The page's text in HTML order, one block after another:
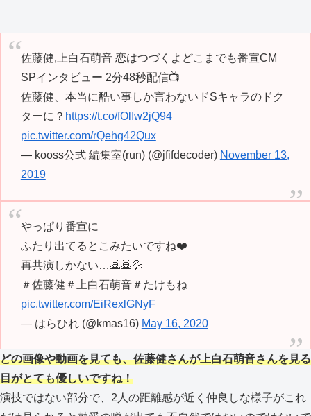
佐藤健,上白石萌音 恋はつづくよどこまでも番宣CM
SPインタビュー 2分48秒配信📺
佐藤健、本当に酷い事しか言わないドSキャラのドク
ターに？ https://t.co/fOlIw2jQ94
pic.twitter.com/rQehg42Qux
— kooss公式 編集室(run) (@jfifdecoder) November 13,
2019
やっぱり番宣に
ふたり出てるとこみたいですね❤️
再共演しかない…🙇🙇💦
＃佐藤健＃上白石萌音＃たけもね
pic.twitter.com/EiRexlGNyF
— はらひれ (@kmas16) May 16, 2020
どの画像や動画を見ても、佐藤健さんが上白石萌音さんを見る
目がとても優しいですね！
演技ではない部分で、2人の距離感が近く仲良しな様子がこれ